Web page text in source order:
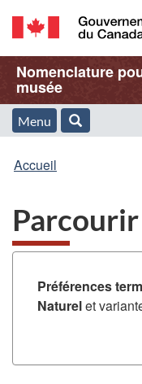
/
Government
of
Canada
Nom
de
Web
Nomenclature
musée
Menu
et
Menu
Vous
ici
Accueil
Préférences
Naturelet